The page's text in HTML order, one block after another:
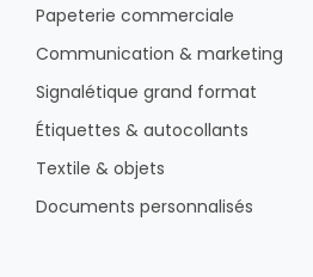
Papeterie commerciale
Communication & marketing
Signalétique grand format
Étiquettes & autocollants
Textile & objets
Documents personnalisés